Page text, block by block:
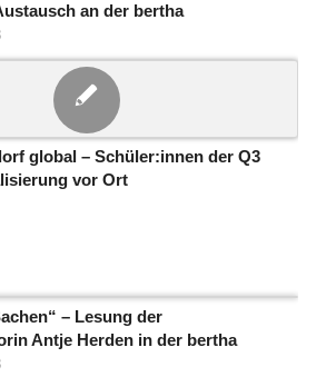
an der bertha
global – Schüler:innen der Q3
vor Ort
– Lesung der
Antje Herden in der bertha